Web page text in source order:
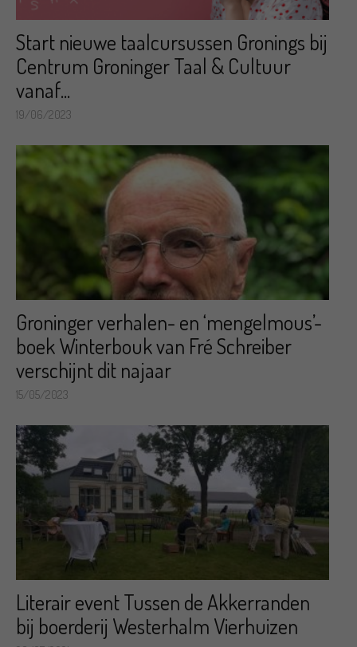
Start nieuwe taalcursussen Gronings bij
Centrum Groninger Taal & Cultuur
vanaf...
19/06/2023
Groninger verhalen- en ‘mengelmous’-
boek Winterbouk van Fré Schreiber
verschijnt dit najaar
15/05/2023
Literair event Tussen de Akkerranden
bij boerderij Westerhalm Vierhuizen